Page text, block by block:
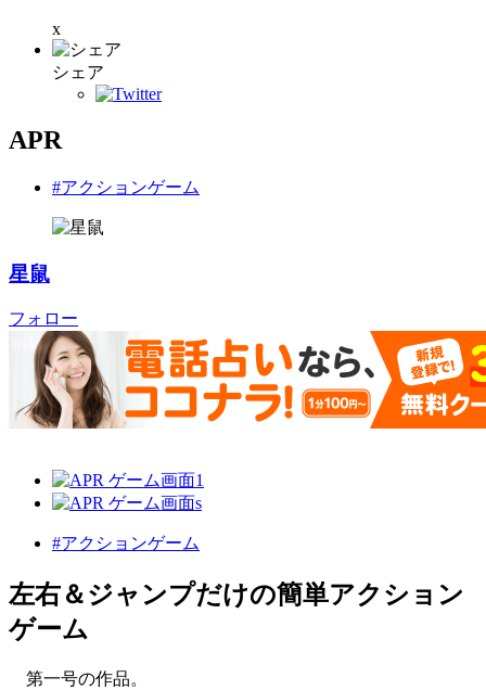
x
シェア
APR
#アクションゲーム
星鼠
フォロー
#アクションゲーム
左右＆ジャンプだけの簡単アクション
ゲーム
第一号の作品。